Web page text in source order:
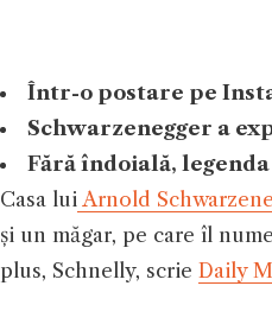
Într-o postare pe
Schwarzenegger a
Fără îndoială,
Casa lui Arnold
și un măgar, pe care îl
plus, Schnelly, scrie Daily